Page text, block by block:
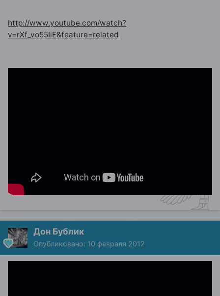
http://www.youtube.com/watch?
v=rXf_vo55IiE&feature=related
Дон Бублик
Опубликовано: 10 февраля 2012